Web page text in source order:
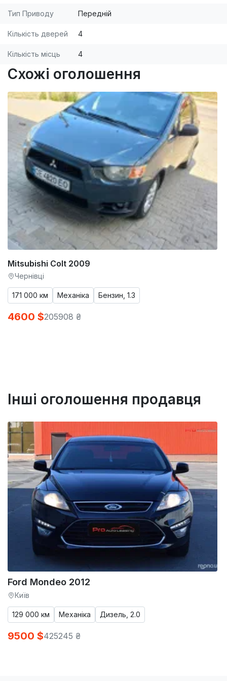
автомобиль должен находится в г.Киев. мы
каждый автомобиль более чем по 150 параметрам
Тип Приводу Передній
Кількість дверей 4
Кількість місць 4
Схожі оголошення
Mitsubishi Colt 2009
Чернівці
171 000 км Механіка Бензин, 1.3
4600 $205908 ₴
Інші оголошення продавця
Ford Mondeo 2012
Київ
129 000 км Механіка Дизель, 2.0
9500 $425245 ₴